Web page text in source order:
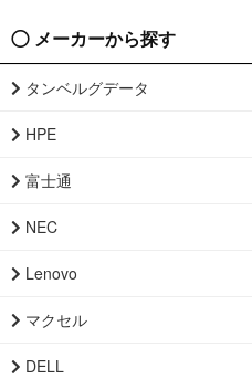
メーカーから探す
タンベルグデータ
HPE
富士通
NEC
Lenovo
マクセル
DELL